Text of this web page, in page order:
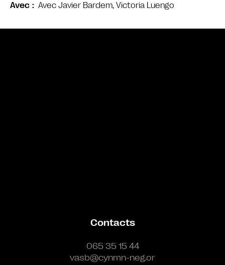
Avec Avec Javier Bardem, Victoria Luengo
Contacts
065 35 15 44
vasb@cynmn-neg.or